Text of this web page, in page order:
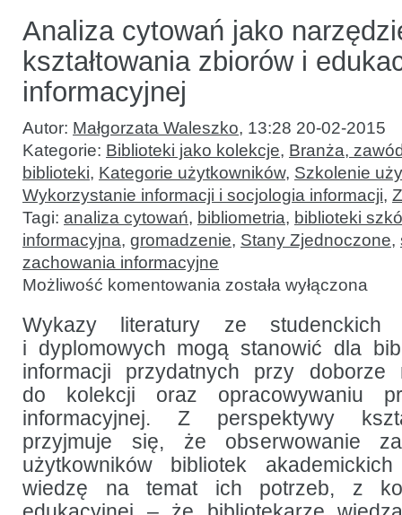
Analiza cytowań jako
kształtowania zbiorów i
informacyjnej
Autor: Małgorzata Waleszko, 13:28 20-02-2015
Kategorie: Biblioteki jako kolekcje, Branża,
biblioteki, Kategorie użytkowników, Szkolenie
Wykorzystanie informacji i socjologia informacji,
Tagi: analiza cytowań, bibliometria, biblioteki
informacyjna, gromadzenie, Stany Zjednoczone,
zachowania informacyjne
Możliwość komentowania Analiza
cytowań
narzędzie
kształtowania
zbiorów
i edukacji
informacyjnej
została wyłączona
Wykazy literatury ze studenckich
i dyplomowych mogą stanowić dla
informacji przydatnych przy doborze
do kolekcji oraz opracowywaniu
informacyjnej. Z perspektywy
przyjmuje się, że obserwowanie
użytkowników bibliotek
wiedzę na temat ich potrzeb, z